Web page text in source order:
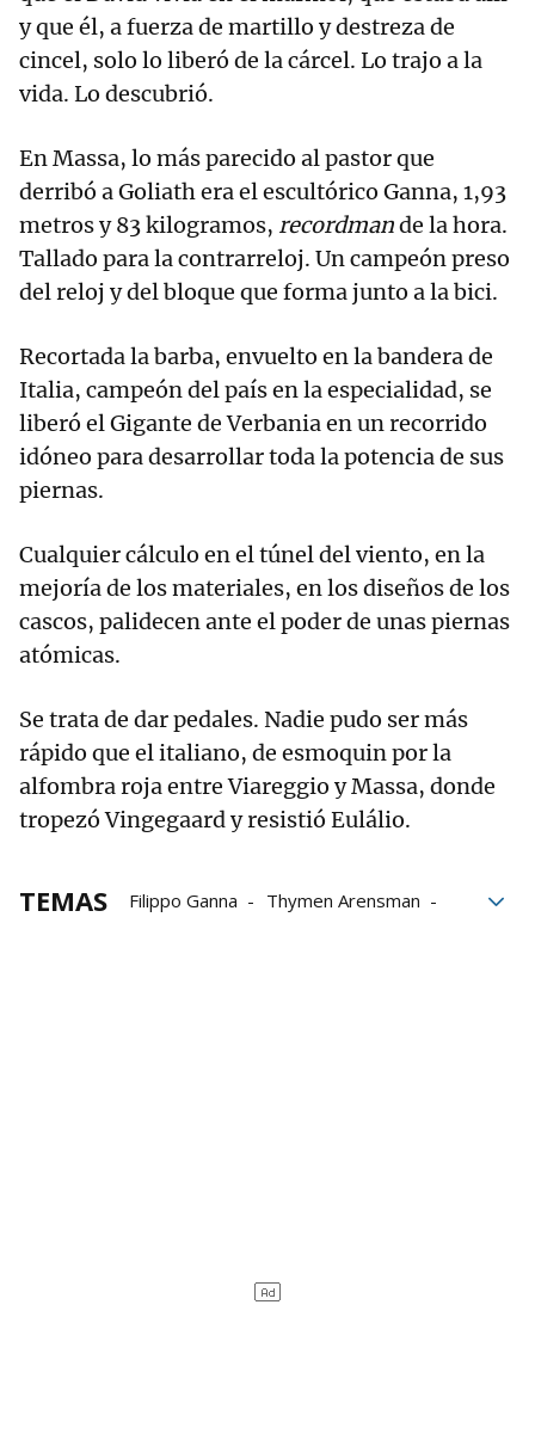
y que él, a fuerza de martillo y destreza de
cincel, solo lo liberó de la cárcel. Lo trajo a la
vida. Lo descubrió.
En Massa, lo más parecido al pastor que
derribó a Goliath era el escultórico Ganna, 1,93
metros y 83 kilogramos, recordmande la hora.
Tallado para la contrarreloj. Un campeón preso
del reloj y del bloque que forma junto a la bici.
Recortada la barba, envuelto en la bandera de
Italia, campeón del país en la especialidad, se
liberó el Gigante de Verbania en un recorrido
idóneo para desarrollar toda la potencia de sus
piernas.
Cualquier cálculo en el túnel del viento, en la
mejoría de los materiales, en los diseños de los
cascos, palidecen ante el poder de unas piernas
atómicas.
Se trata de dar pedales. Nadie pudo ser más
rápido que el italiano, de esmoquin por la
alfombra roja entre Viareggio y Massa, donde
tropezó Vingegaard y resistió Eulálio.
TEMAS Filippo Ganna
Thymen Arensman